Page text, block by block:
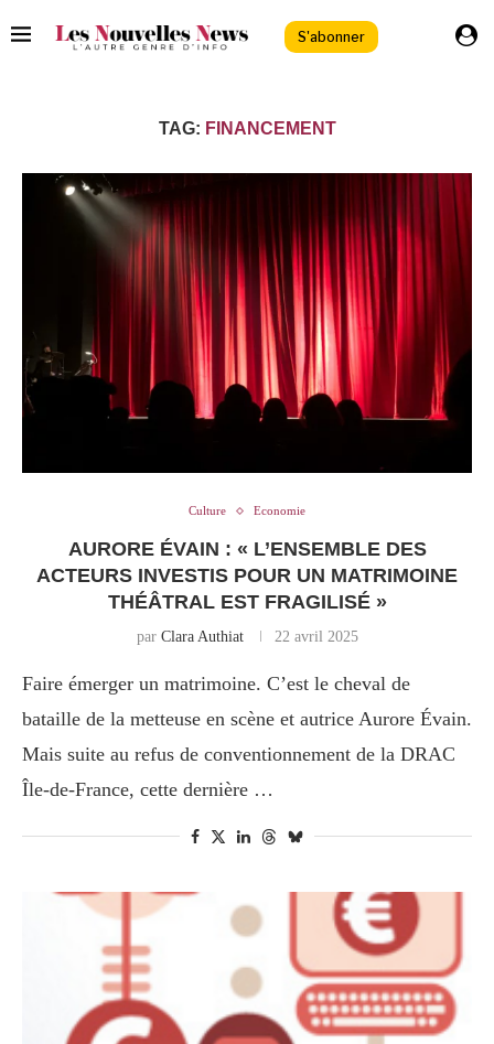
S'abonner
TAG: FINANCEMENT
Culture Economie
AURORE ÉVAIN : « L’ENSEMBLE DES
ACTEURS INVESTIS POUR UN MATRIMOINE
THÉÂTRAL EST FRAGILISÉ »
par Clara Authiat 22 avril 2025
Faire émerger un matrimoine. C’est le cheval de
bataille de la metteuse en scène et autrice Aurore Évain.
Mais suite au refus de conventionnement de la DRAC
Île-de-France, cette dernière …